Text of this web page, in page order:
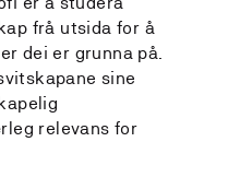
frå utsida for å
dei er grunna på.
sine
relevans for